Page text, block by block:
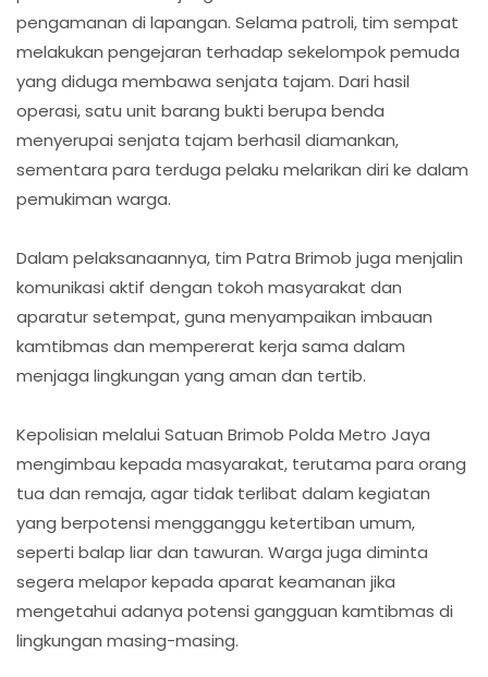
pengamanan di lapangan. Selama patroli, tim sempat
melakukan pengejaran terhadap sekelompok pemuda
yang diduga membawa senjata tajam. Dari hasil
operasi, satu unit barang bukti berupa benda
menyerupai senjata tajam berhasil diamankan,
sementara para terduga pelaku melarikan diri ke dalam
pemukiman warga.
Dalam pelaksanaannya, tim Patra Brimob juga menjalin
komunikasi aktif dengan tokoh masyarakat dan
aparatur setempat, guna menyampaikan imbauan
kamtibmas dan mempererat kerja sama dalam
menjaga lingkungan yang aman dan tertib.
Kepolisian melalui Satuan Brimob Polda Metro Jaya
mengimbau kepada masyarakat, terutama para orang
tua dan remaja, agar tidak terlibat dalam kegiatan
yang berpotensi mengganggu ketertiban umum,
seperti balap liar dan tawuran. Warga juga diminta
segera melapor kepada aparat keamanan jika
mengetahui adanya potensi gangguan kamtibmas di
lingkungan masing-masing.